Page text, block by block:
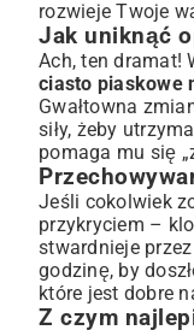
rozwieje Twoje
Jak uniknąć
Ach, ten dramat!
ciasto piaskowe
Gwałtowna
siły, żeby
pomaga mu się
Jeśli cokolwiek
przykryciem –
stwardnieje
godzinę, by
które jest dobre
Z czym